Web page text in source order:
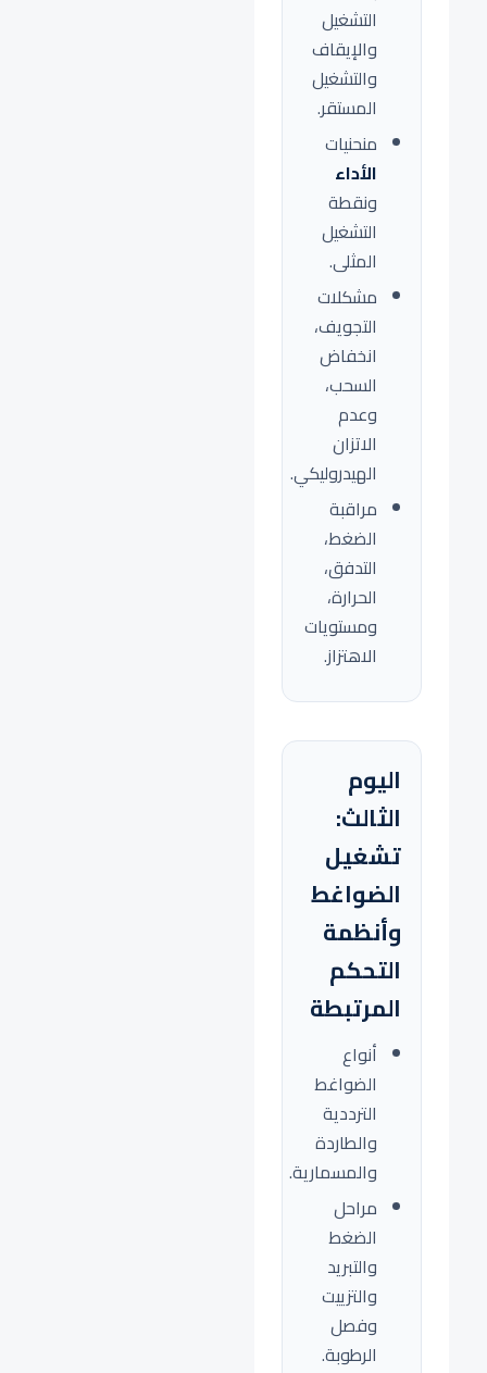
التشغيل
والإيقاف
والتشغيل
المستقر.
منحنيات
الأداء
ونقطة
التشغيل
المثلى.
مشكلات
التجويف،
انخفاض
السحب،
وعدم
الاتزان
الهيدروليكي.
مراقبة
الضغط،
التدفق،
الحرارة،
ومستويات
الاهتزاز.
اليوم
الثالث:
تشغيل
الضواغط
وأنظمة
التحكم
المرتبطة
أنواع
الضواغط
الترددية
والطاردة
والمسمارية.
مراحل
الضغط
والتبريد
والتزييت
وفصل
الرطوبة.